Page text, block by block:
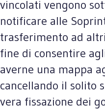
vincolati vengono
notificare alle
trasferimento ad
fine di consentire
averne una mappa
cancellando il solito
vera fissazione dei